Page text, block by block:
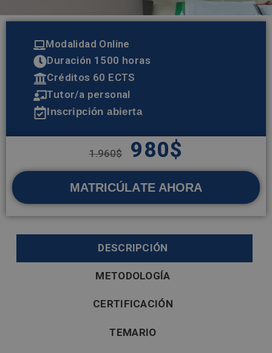
Modalidad Online
Duración 1500 horas
Créditos 60 ECTS
Tutor/a personal
Inscripción abierta
1.960$ 980$
MATRICÚLATE AHORA
DESCRIPCIÓN
METODOLOGÍA
CERTIFICACIÓN
TEMARIO